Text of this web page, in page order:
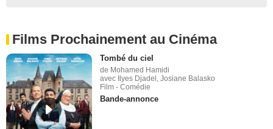
Films Prochainement au Cinéma
Tombé du ciel
de Mohamed Hamidi
avec Ilyes Djadel, Josiane Balasko
Film - Comédie
Bande-annonce